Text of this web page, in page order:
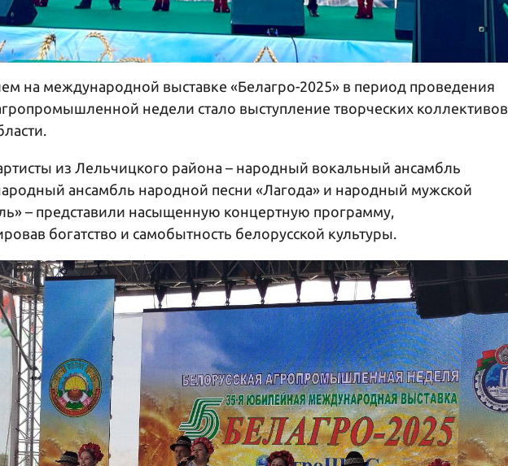
на международной выставке «Белагро-2025» в период проведения
недели стало выступление творческих коллективов
из Лельчицкого района – народный вокальный ансамбль
ансамбль народной песни «Лагода» и народный мужской
– представили насыщенную концертную программу,
богатство и самобытность белорусской культуры.